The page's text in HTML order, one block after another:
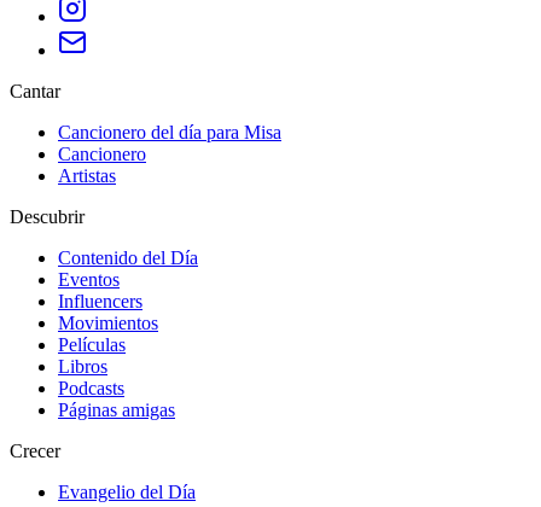
Cantar
Cancionero del día para Misa
Cancionero
Artistas
Descubrir
Contenido del Día
Eventos
Influencers
Movimientos
Películas
Libros
Podcasts
Páginas amigas
Crecer
Evangelio del Día